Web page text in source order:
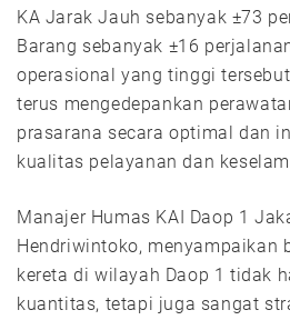
KA Jarak Jauh sebanyak ±73
Barang sebanyak ±16
operasional yang tinggi
terus mengedepankan
prasarana secara optimal dan
kualitas pelayanan dan
Manajer Humas KAI Daop 1
Hendriwintoko, menyampaikan
kereta di wilayah Daop 1 tidak
kuantitas, tetapi juga sangat